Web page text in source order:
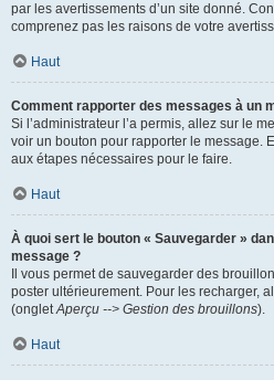
par les avertissements d’un site donné.
comprenez pas les raisons de votre
Haut
Comment rapporter des messages à un
Si l’administrateur l’a permis, allez sur le
voir un bouton pour rapporter le message.
aux étapes nécessaires pour le faire.
Haut
À quoi sert le bouton « Sauvegarder »
message ?
Il vous permet de sauvegarder des
poster ultérieurement. Pour les recharger,
(ongletAperçu --> Gestion des brouillons).
Haut